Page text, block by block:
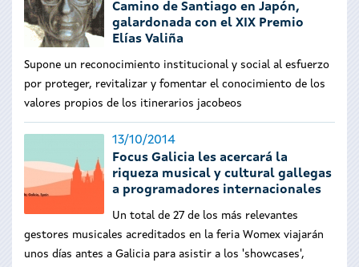
Camino de Santiago en Japón,
galardonada con el XIX Premio
Elías Valiña
Supone un reconocimiento institucional y social al esfuerzo
por proteger, revitalizar y fomentar el conocimiento de los
valores propios de los itinerarios jacobeos
13/10/2014
Focus Galicia les acercará la
riqueza musical y cultural gallegas
a programadores internacionales
Un total de 27 de los más relevantes
gestores musicales acreditados en la feria Womex viajarán
unos días antes a Galicia para asistir a los 'showcases',